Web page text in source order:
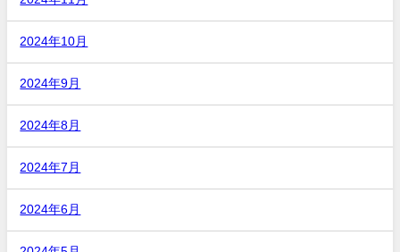
2024年10月
2024年9月
2024年8月
2024年7月
2024年6月